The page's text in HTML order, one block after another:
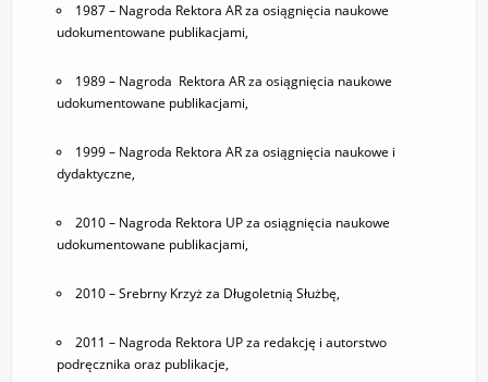
1987 – Nagroda Rektora AR za osiągnięcia naukowe
udokumentowane publikacjami,
1989 – Nagroda Rektora AR za osiągnięcia naukowe
udokumentowane publikacjami,
1999 – Nagroda Rektora AR za osiągnięcia naukowe i
dydaktyczne,
2010 – Nagroda Rektora UP za osiągnięcia naukowe
udokumentowane publikacjami,
2010 – Srebrny Krzyż za Długoletnią Służbę,
2011 – Nagroda Rektora UP za redakcję i autorstwo
podręcznika oraz publikacje,